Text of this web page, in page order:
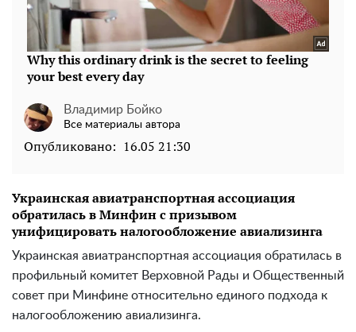
Владимир Бойко
Все материалы автора
Опубликовано: 16.05 21:30
Украинская авиатранспортная ассоциация
обратилась в Минфин с призывом
унифицировать налогообложение авиализинга
Украинская авиатранспортная ассоциация обратилась в
профильный комитет Верховной Рады и Общественный
совет при Минфине относительно единого подхода к
налогообложению авиализинга.